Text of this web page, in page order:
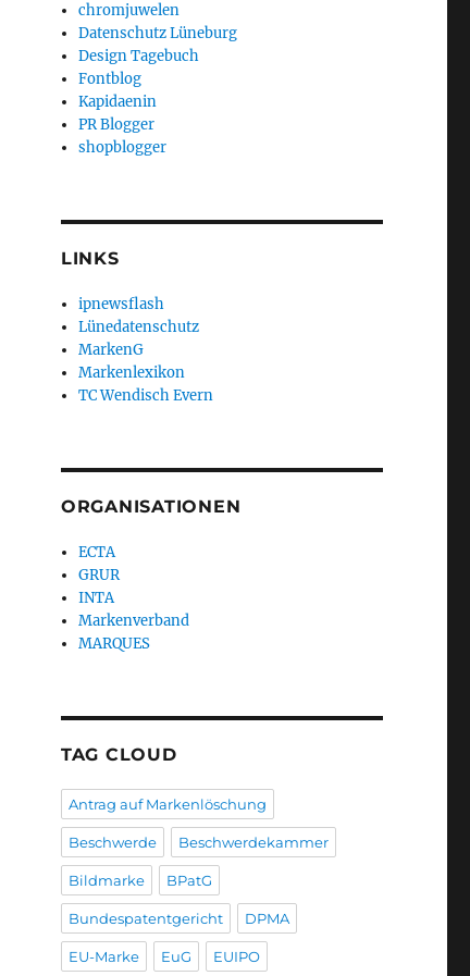
chromjuwelen
Datenschutz Lüneburg
Design Tagebuch
Fontblog
Kapidaenin
PR Blogger
shopblogger
LINKS
ipnewsflash
Lünedatenschutz
MarkenG
Markenlexikon
TC Wendisch Evern
ORGANISATIONEN
ECTA
GRUR
INTA
Markenverband
MARQUES
TAG CLOUD
Antrag auf Markenlöschung
Beschwerde Beschwerdekammer
Bildmarke BPatG
Bundespatentgericht DPMA
EU-Marke EuG EUIPO